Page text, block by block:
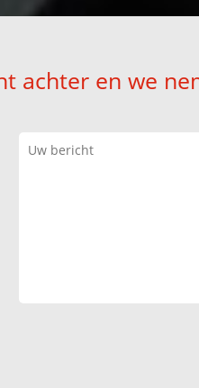
achter en we